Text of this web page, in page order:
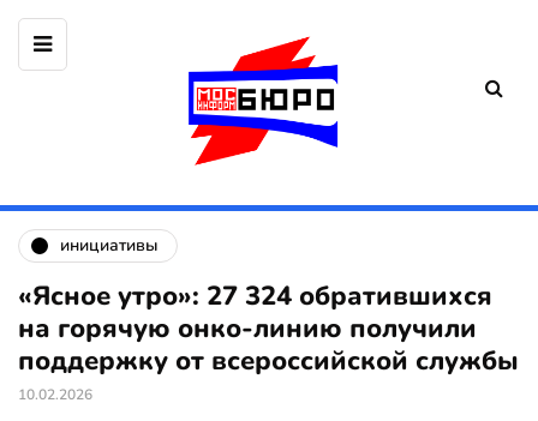
инициативы
«Ясное утро»: 27 324 обратившихся
на горячую онко-линию получили
поддержку от всероссийской службы
10.02.2026